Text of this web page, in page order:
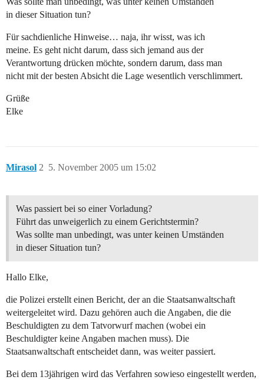
in dieser Situation tun?
Für sachdienliche Hinweise… naja, ihr wisst, was ich
meine. Es geht nicht darum, dass sich jemand aus der
Verantwortung drücken möchte, sondern darum, dass man
nicht mit der besten Absicht die Lage wesentlich verschlimmert.
Grüße
Elke
Mirasol 5. November 2005 um 15:02
2
Was passiert bei so einer Vorladung?
Führt das unweigerlich zu einem Gerichtstermin?
Was sollte man unbedingt, was unter keinen Umständen
in dieser Situation tun?
Hallo Elke,
die Polizei erstellt einen Bericht, der an die Staatsanwaltschaft
weitergeleitet wird. Dazu gehören auch die Angaben, die die
Beschuldigten zu dem Tatvorwurf machen (wobei ein
Beschuldigter keine Angaben machen muss). Die
Staatsanwaltschaft entscheidet dann, was weiter passiert.
Bei dem 13jährigen wird das Verfahren sowieso eingestellt werden,